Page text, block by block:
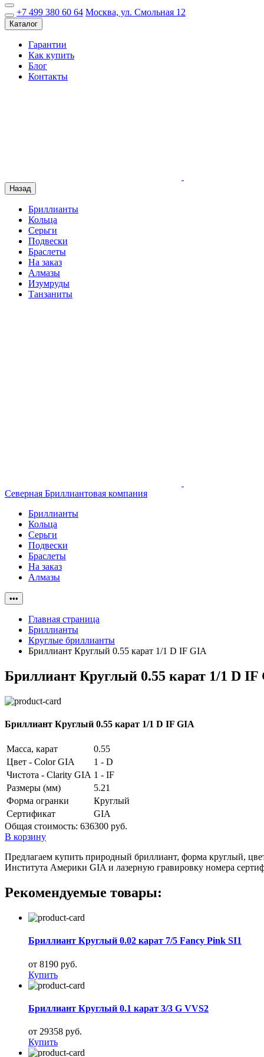
+7 499 380 60 64 Москва, ул. Смольная 12
Каталог
Гарантии
Как купить
Блог
Контакты
Назад
Бриллианты
Кольца
Серьги
Подвески
Браслеты
На заказ
Алмазы
Изумруды
Танзаниты
Северная Бриллиантовая компания
Бриллианты
Кольца
Серьги
Подвески
Браслеты
На заказ
Алмазы
•••
Главная страница
Бриллианты
Круглые бриллианты
Бриллиант Круглый 0.55 карат 1/1 D IF GIA
Бриллиант Круглый 0.55 карат 1/1 D IF
Бриллиант Круглый 0.55 карат 1/1 D IF GIA
Масса, карат
0.55
Цвет - Color GIA
1 - D
Чистота - Clarity GIA 1 - IF
Размеры (мм)
5.21
Форма огранки
Круглый
Сертификат
GIA
Общая стоимость: 636300 руб.
В корзину
Предлагаем купить природный бриллиант, форма круглый,
Института Америки GIA и лазерную гравировку номера
Рекомендуемые товары:
Бриллиант Круглый 0.02 карат 7/5 Fancy Pink SI1
от 8190 руб.
Купить
Бриллиант Круглый 0.1 карат 3/3 G VVS2
от 29358 руб.
Купить